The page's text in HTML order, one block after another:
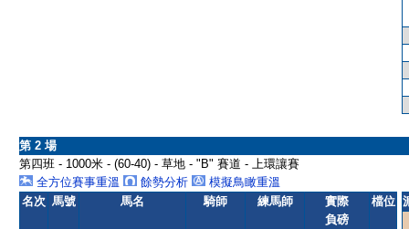
第 2 場
第四班 - 1000米 - (60-40) - 草地 - "B" 賽道 - 上環讓賽
全方位賽事重溫
餘勢分析
模擬鳥瞰重溫
名次 馬號 馬名 騎師 練馬師
實際
負磅
檔位